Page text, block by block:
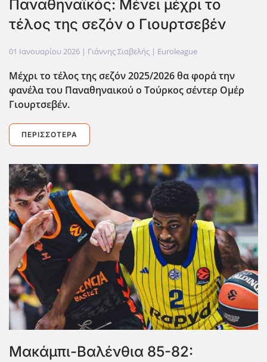
Παναθηναϊκός: Μένει μέχρι το
τέλος της σεζόν ο Γιουρτσεβέν
01 Ιανουαρίου 2026 | Γιάννης Σιαβελής | Euroleague
Μέχρι το τέλος της σεζόν 2025/2026 θα φορά την
φανέλα του Παναθηναικού ο Τούρκος σέντερ Ομέρ
Γιουρτσεβέν.
ΠΕΡΙΣΣΌΤΕΡΑ
Μακάμπι-Βαλένθια 85-82: